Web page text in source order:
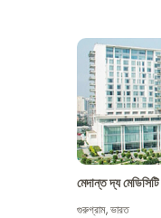
মেদান্ত দ্য মেডিসিটি
গুরুগ্রাম,ভারত